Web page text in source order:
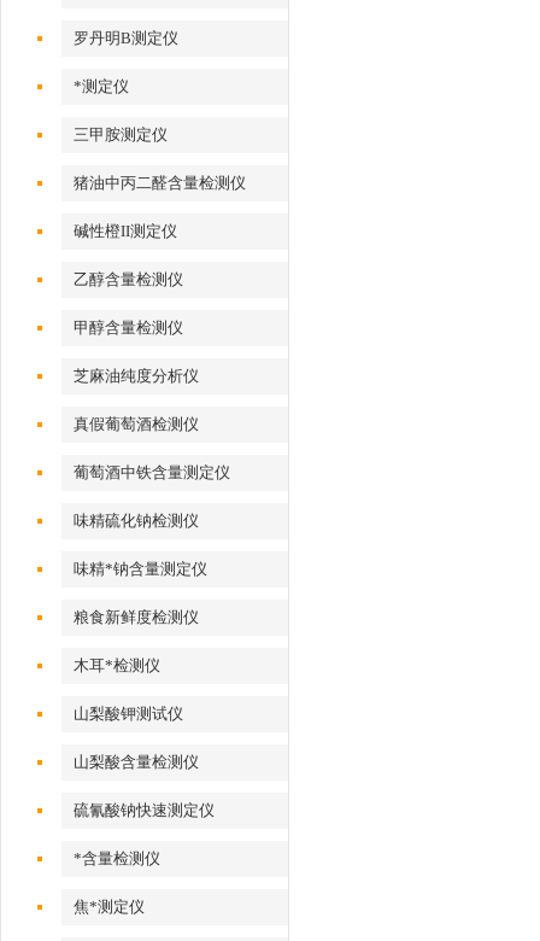
罗丹明B测定仪
*测定仪
三甲胺测定仪
猪油中丙二醛含量检测仪
碱性橙II测定仪
乙醇含量检测仪
甲醇含量检测仪
芝麻油纯度分析仪
真假葡萄酒检测仪
葡萄酒中铁含量测定仪
味精硫化钠检测仪
味精*钠含量测定仪
粮食新鲜度检测仪
木耳*检测仪
山梨酸钾测试仪
山梨酸含量检测仪
硫氰酸钠快速测定仪
*含量检测仪
焦*测定仪